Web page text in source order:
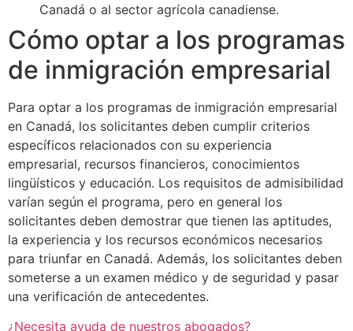
Canadá o al sector agrícola canadiense.
Cómo optar a los programas
de inmigración empresarial
Para optar a los programas de inmigración empresarial
en Canadá, los solicitantes deben cumplir criterios
específicos relacionados con su experiencia
empresarial, recursos financieros, conocimientos
lingüísticos y educación. Los requisitos de admisibilidad
varían según el programa, pero en general los
solicitantes deben demostrar que tienen las aptitudes,
la experiencia y los recursos económicos necesarios
para triunfar en Canadá. Además, los solicitantes deben
someterse a un examen médico y de seguridad y pasar
una verificación de antecedentes.
¿Necesita ayuda de nuestros abogados?